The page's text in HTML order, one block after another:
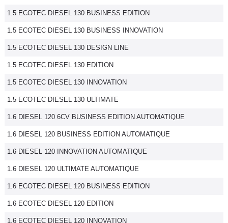
1.5 ECOTEC DIESEL 130 BUSINESS EDITION
1.5 ECOTEC DIESEL 130 BUSINESS INNOVATION
1.5 ECOTEC DIESEL 130 DESIGN LINE
1.5 ECOTEC DIESEL 130 EDITION
1.5 ECOTEC DIESEL 130 INNOVATION
1.5 ECOTEC DIESEL 130 ULTIMATE
1.6 DIESEL 120 6CV BUSINESS EDITION AUTOMATIQUE
1.6 DIESEL 120 BUSINESS EDITION AUTOMATIQUE
1.6 DIESEL 120 INNOVATION AUTOMATIQUE
1.6 DIESEL 120 ULTIMATE AUTOMATIQUE
1.6 ECOTEC DIESEL 120 BUSINESS EDITION
1.6 ECOTEC DIESEL 120 EDITION
1.6 ECOTEC DIESEL 120 INNOVATION